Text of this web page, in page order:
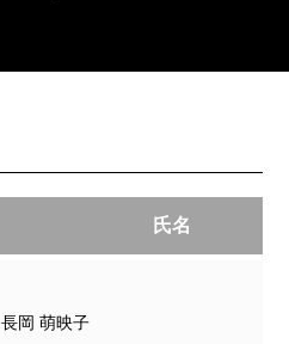
氏名
長岡 萌映子